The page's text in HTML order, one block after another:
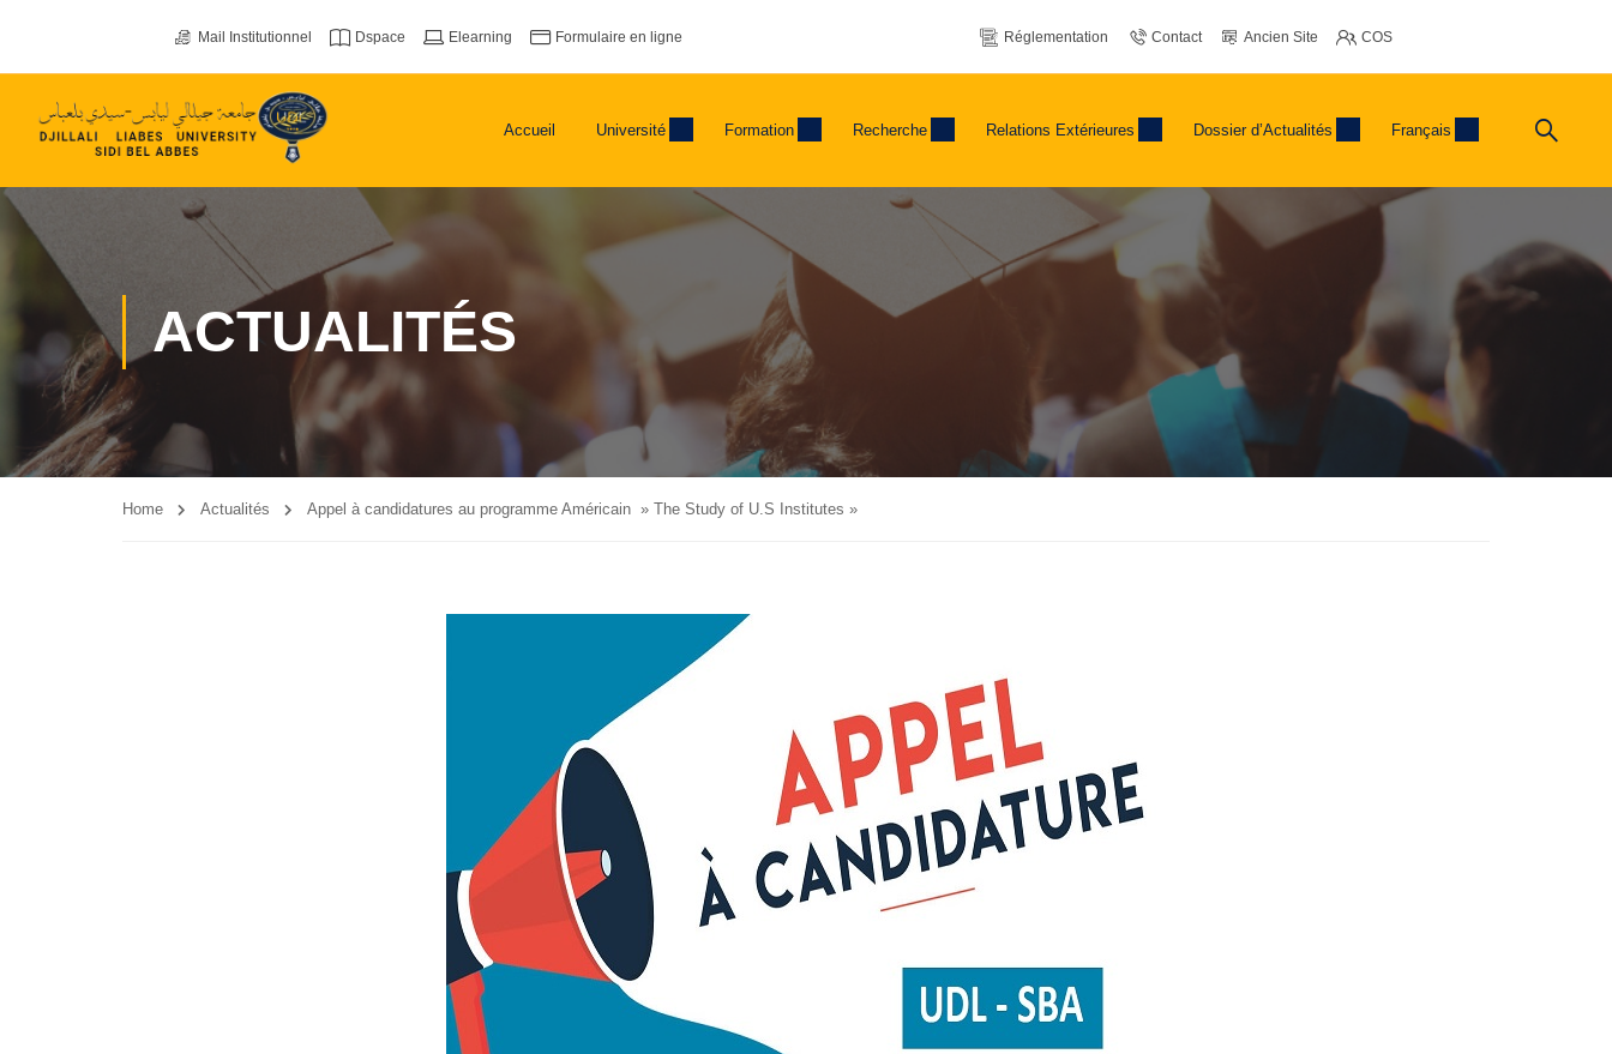
Mail Institutionnel Dspace Elearning Formulaire en ligne Réglementation Contact Ancien Site COS
Accueil Université Formation Recherche Relations Extérieures Dossier d’Actualités Français
ACTUALITÉS
Home Actualités Appel à candidatures au programme Américain » The Study of U.S Institutes »